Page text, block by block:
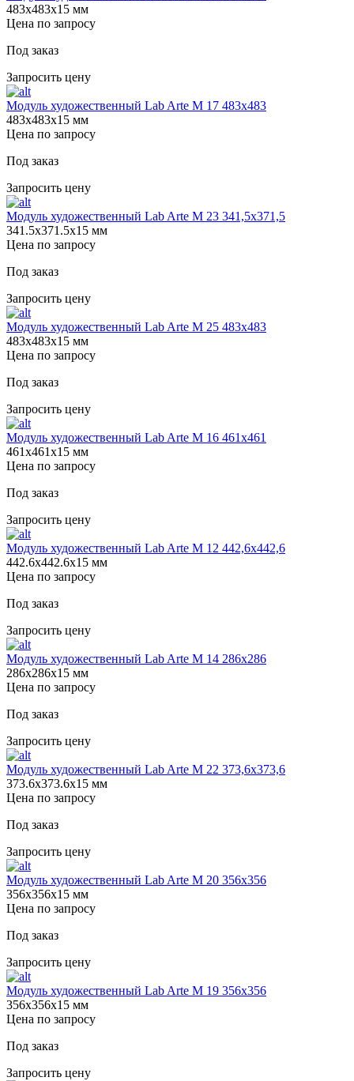
483х483х15 мм
Цена по запросу
Под заказ
Запросить цену
Модуль художественный Lab Arte М 17 483х483
483х483х15 мм
Цена по запросу
Под заказ
Запросить цену
Модуль художественный Lab Arte М 23 341,5х371,5
341.5х371.5х15 мм
Цена по запросу
Под заказ
Запросить цену
Модуль художественный Lab Arte М 25 483х483
483х483х15 мм
Цена по запросу
Под заказ
Запросить цену
Модуль художественный Lab Arte М 16 461х461
461х461х15 мм
Цена по запросу
Под заказ
Запросить цену
Модуль художественный Lab Arte М 12 442,6х442,6
442.6х442.6х15 мм
Цена по запросу
Под заказ
Запросить цену
Модуль художественный Lab Arte М 14 286х286
286х286х15 мм
Цена по запросу
Под заказ
Запросить цену
Модуль художественный Lab Arte М 22 373,6х373,6
373.6х373.6х15 мм
Цена по запросу
Под заказ
Запросить цену
Модуль художественный Lab Arte М 20 356х356
356х356х15 мм
Цена по запросу
Под заказ
Запросить цену
Модуль художественный Lab Arte М 19 356х356
356х356х15 мм
Цена по запросу
Под заказ
Запросить цену